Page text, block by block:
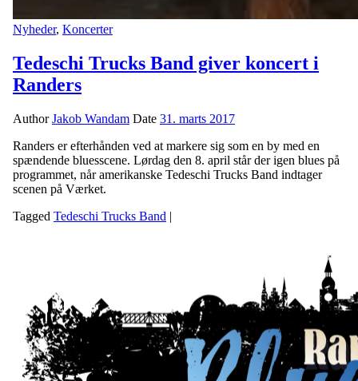
Nyheder, Koncerter
Tedeschi Trucks Band giver koncert i
Randers
AuthorJakob Wandam Date 31. marts 2017
Randers er efterhånden ved at markere sig som en by med en
spændende bluesscene. Lørdag den 8. april står der igen blues på
programmet, når amerikanske Tedeschi Trucks Band indtager
scenen på Værket.
Tagged Tedeschi Trucks Band |